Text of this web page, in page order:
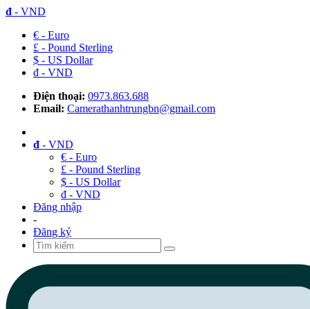
đ - VND
€ - Euro
£ - Pound Sterling
$ - US Dollar
đ - VND
Điện thoại: 0973.863.688
Email: Camerathanhtrungbn@gmail.com
đ - VND
€ - Euro
£ - Pound Sterling
$ - US Dollar
đ - VND
Đăng nhập
-
Đăng ký